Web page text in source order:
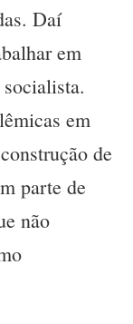
Daí
em
em
de
parte de
não